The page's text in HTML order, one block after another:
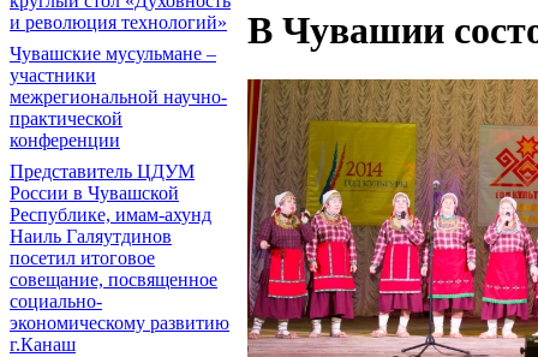
и революция технологий»
Чувашские мусульмане –
участники
межрегиональной научно-
практической
конференции
Представитель ЦДУМ
России в Чувашской
Республике, имам-ахунд
Наиль Галяутдинов
посетил итоговое
совещание, посвященное
социально-
экономическому развитию
г.Канаш
В Чувашии